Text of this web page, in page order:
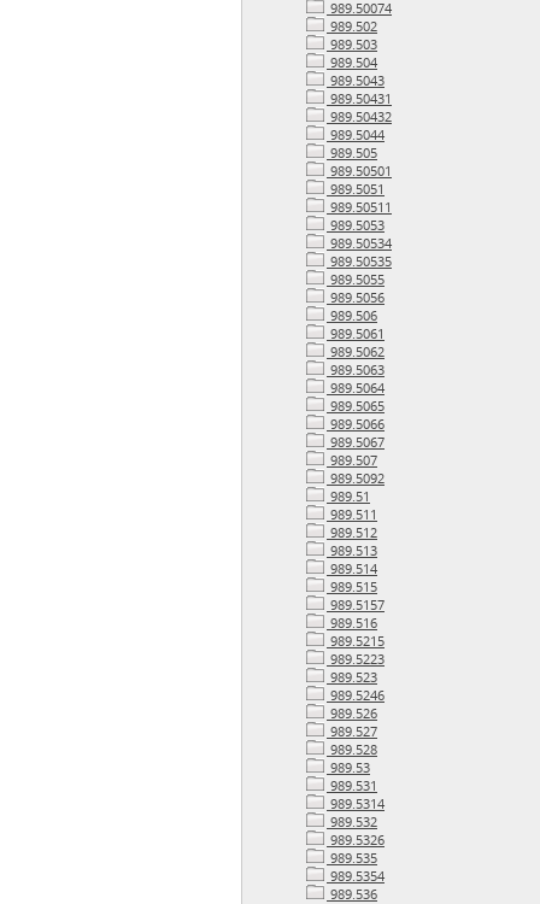
989.50074
989.502
989.503
989.504
989.5043
989.50431
989.50432
989.5044
989.505
989.50501
989.5051
989.50511
989.5053
989.50534
989.50535
989.5055
989.5056
989.506
989.5061
989.5062
989.5063
989.5064
989.5065
989.5066
989.5067
989.507
989.5092
989.51
989.511
989.512
989.513
989.514
989.515
989.5157
989.516
989.5215
989.5223
989.523
989.5246
989.526
989.527
989.528
989.53
989.531
989.5314
989.532
989.5326
989.535
989.5354
989.536